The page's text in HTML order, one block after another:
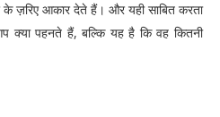
के ज़रिए आकार देते हैं। और यही साबित करता
पहनते हैं, बल्कि यह है कि वह कितनी